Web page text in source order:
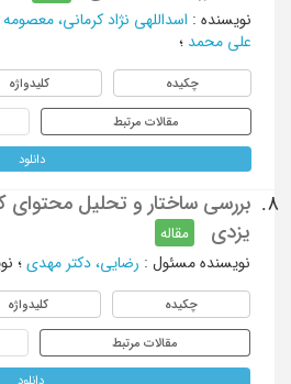
نویسنده: اسداللهی نژاد کرمانی، معصومه
علی محمد؛
چکیده کلیدواژه
مقالات مرتبط
دانلود
8.
بررسی ساختار و تحلیل محتوای
یزدی
مقاله
نویسنده مسئول : رضایی، دکتر مهدی؛
چکیده کلیدواژه
مقالات مرتبط
دانلود